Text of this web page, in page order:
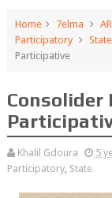
Home 7elma AR
Participatory
State
Participative
Consolider
Khalil Gdoura 5
Participatory, State